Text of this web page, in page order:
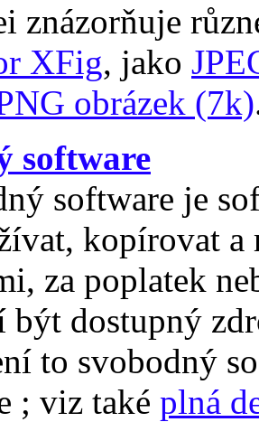
znázorňuje
XFig, jako
obrázek (7k)
software
software je
kopírovat a
za poplatek
být dostupný
to svobodný
; viz také plná